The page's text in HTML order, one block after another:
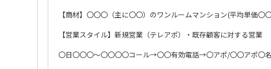
【商材】〇〇〇（主に〇〇）のワンルームマンション(平均単価〇
【営業スタイル】新規営業（テレアポ）・既存顧客に対する営業
〇日〇〇〇～〇〇〇〇コール→〇〇有効電話→〇アポ/〇〇アポ〇